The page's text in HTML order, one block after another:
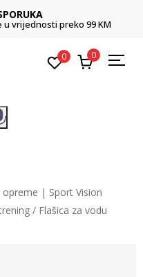
vrijednosti preko 99 KM
0 0
opreme | Sport Vision
Flašica za vodu